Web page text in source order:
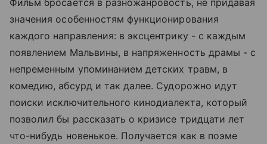
Фильм бросается в разножанровость, не придавая
значения особенностям функционирования
каждого направления: в эксцентрику - с каждым
появлением Мальвины, в напряженность драмы - с
непременным упоминанием детских травм, в
комедию, абсурд и так далее. Судорожно идут
поиски исключительного кинодиалекта, который
позволил бы рассказать о кризисе тридцати лет
что-нибудь новенькое. Получается как в поэме